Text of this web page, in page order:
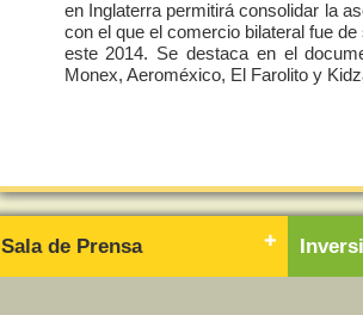
en Inglaterra permitirá consolidar la
con el que el comercio bilateral fue
este 2014. Se destaca en el
Monex, Aeroméxico, El Farolito y
Sala de Prensa